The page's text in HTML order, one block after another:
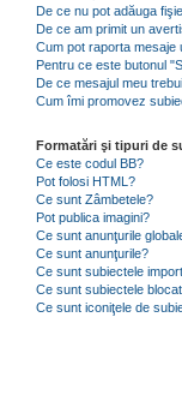
De ce nu pot adăuga
De ce am primit un
Cum pot raporta mesaje
Pentru ce este butonul
De ce mesajul meu
Cum îmi promovez
Formatări şi tipuri de
Ce este codul BB?
Pot folosi HTML?
Ce sunt Zâmbetele?
Pot publica imagini?
Ce sunt anunţurile
Ce sunt anunţurile?
Ce sunt subiectele
Ce sunt subiectele
Ce sunt iconiţele de